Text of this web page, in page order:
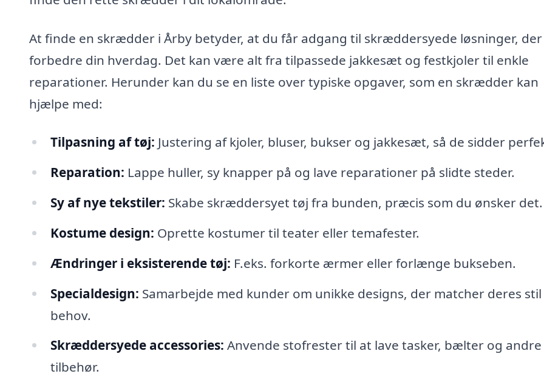
At finde en skrædder i Årby betyder, at du får adgang til skræddersyede løsninger,
forbedre din hverdag. Det kan være alt fra tilpassede jakkesæt og festkjoler til enkle
reparationer. Herunder kan du se en liste over typiske opgaver, som en skrædder kan
hjælpe med:
Tilpasning af tøj: Justering af kjoler, bluser, bukser og jakkesæt, så de sidder
Reparation: Lappe huller, sy knapper på og lave reparationer på slidte steder.
Sy af nye tekstiler: Skabe skræddersyet tøj fra bunden, præcis som du ønsker det.
Kostume design: Oprette kostumer til teater eller temafester.
Ændringer i eksisterende tøj: F.eks. forkorte ærmer eller forlænge bukseben.
Specialdesign: Samarbejde med kunder om unikke designs, der matcher deres stil
behov.
Skræddersyede accessories: Anvende stofrester til at lave tasker, bælter og andre
tilbehør.